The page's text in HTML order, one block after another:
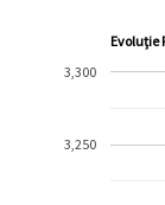
Evoluție
3,250
3,300